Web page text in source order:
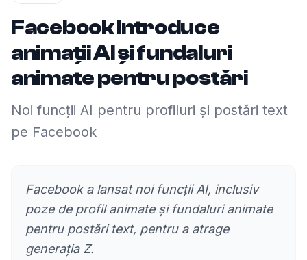
Facebook introduce
animații AI și fundaluri
animate pentru postări
Noi funcții AI pentru profiluri și postări text
pe Facebook
Facebook a lansat noi funcții AI, inclusiv
poze de profil animate și fundaluri animate
pentru postări text, pentru a atrage
generația Z.